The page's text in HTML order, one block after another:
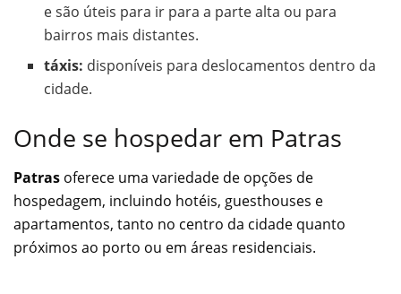
e são úteis para ir para a parte alta ou para
bairros mais distantes.
táxis: disponíveis para deslocamentos dentro da
cidade.
Onde se hospedar em Patras
Patras oferece uma variedade de opções de
hospedagem, incluindo hotéis, guesthouses e
apartamentos, tanto no centro da cidade quanto
próximos ao porto ou em áreas residenciais.